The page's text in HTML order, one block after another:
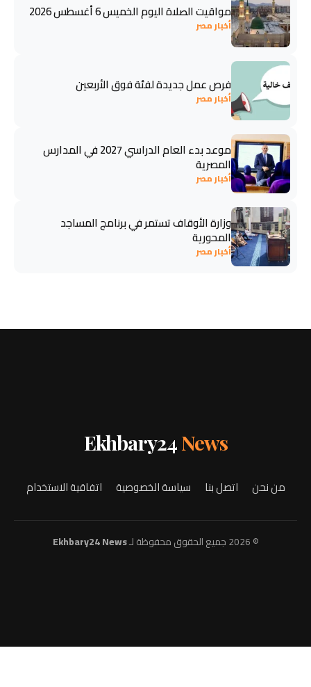
مواقيت الصلاة اليوم الخميس 6 أغسطس 2026
أخبار مصر
فرص عمل جديدة لفئة فوق الأربعين
أخبار مصر
موعد بدء العام الدراسي 2027 في المدارس
المصرية
أخبار مصر
وزارة الأوقاف تستمر في برنامج المساجد
المحورية
أخبار مصر
Ekhbary24News
من نحن اتصل بنا سياسة الخصوصية اتفاقية الاستخدام
© 2026 جميع الحقوق محفوظة لـ Ekhbary24 News